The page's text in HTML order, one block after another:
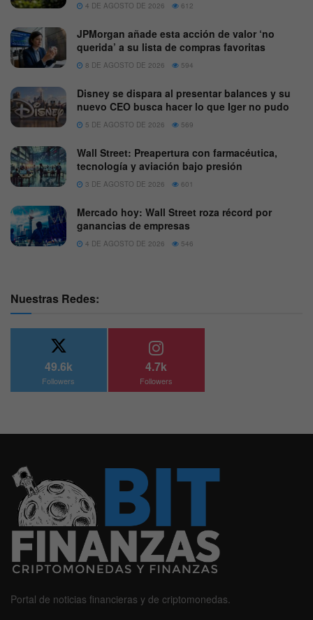
4 DE AGOSTO DE 2026 612
JPMorgan añade esta acción de valor ‘no
querida’ a su lista de compras favoritas
8 DE AGOSTO DE 2026 594
Disney se dispara al presentar balances y su
nuevo CEO busca hacer lo que Iger no pudo
5 DE AGOSTO DE 2026 569
Wall Street: Preapertura con farmacéutica,
tecnología y aviación bajo presión
3 DE AGOSTO DE 2026 601
Mercado hoy: Wall Street roza récord por
ganancias de empresas
4 DE AGOSTO DE 2026 546
Nuestras Redes:
49.6k
Followers
4.7k
Followers
Portal de noticias financieras y de criptomonedas.